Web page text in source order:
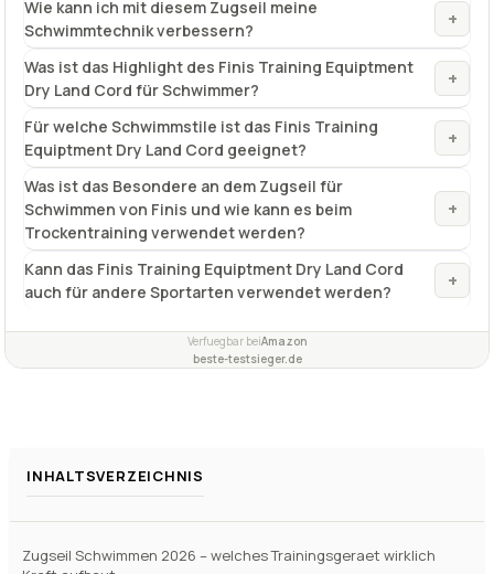
Lieferumfang 2 x elastisches Band 1 x Befestigungsschlaufe
Farbe Grün
✓ VORTEILE
✓ Hohe Resistenz
Fragen und Antworten zu Zugseil Schwimmen Finis
Training Equiptment Dry Land Cord
Was ist das Finis Training Equipment Dry Land Cord
und wie kann es dazu beitragen, Ihre
Schwimmleistung zu verbessern?
Wie kann ich mit diesem Zugseil meine
Was ist das Highlight des Finis Training Equiptment
+
Was ist das Besondere an dem Zugseil für
Schwimmen von Finis und wie kann es beim
Trockentraining verwendet werden?
Kann das Finis Training Equiptment Dry Land Cord